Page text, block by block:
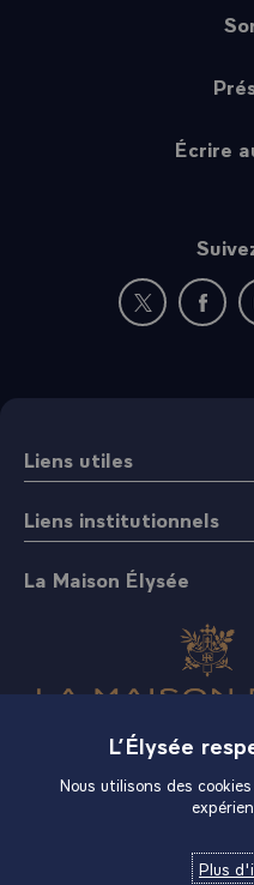
Écrire
Nouvelle
Liens utiles
Liens institutionnels
La Maison Élysée
BoutiqueL’Élysée
Nous utilisons des
Plus